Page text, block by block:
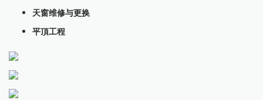
天窗维修与更换
平頂工程